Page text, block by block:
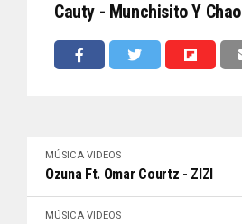
Cauty - Munchisito Y Chao
MÚSICA VIDEOS
Ozuna Ft. Omar Courtz - ZIZI
MÚSICA VIDEOS